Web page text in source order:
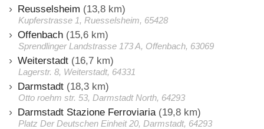
Reusselsheim (13,8 km)
Kupferstrasse 1, Ruesselsheim, 65428
Offenbach (15,6 km)
Sprendlinger Landstrasse 173 A, Offenbach, 63069
Weiterstadt (16,7 km)
Lagerstr. 8, Weiterstadt, 64331
Darmstadt (18,3 km)
Otto roehm str. 53, Darmstadt North, 64293
Darmstadt Stazione Ferroviaria (19,8 km)
Platz Der Deutschen Einheit 20, Darmstadt, 64293